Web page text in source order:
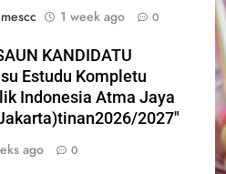
1 week ago 0
KANDIDATU
Estudu Kompletu
Indonesia Atma Jaya
2027″
ago 0